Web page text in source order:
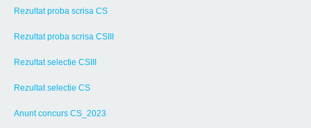
Rezultat proba scrisa CS
Rezultat proba scrisa CSIII
Rezultat selectie CSIII
Rezultat selectie CS
Anunt concurs CS_2023